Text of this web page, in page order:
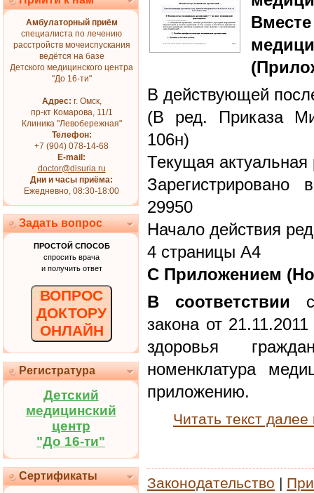
Амбулаторный приём
специалиста по лечению
расстройств мочеиспускания
ведётся на базе
Детского медицинского центра
"До 16-ти"
Адрес: г. Омск,
пр-кт Комарова, 11/1
Клиника "Левобережная"
Телефон:
+7 (904) 078-14-68
E-mail:
doctor@disuria.ru
Дни и часы приёма:
Ежедневно, 08:30-18:00
Задать вопрос
ПРОСТОЙ СПОСОБ
спросить врача
и получить ответ
ВОПРОС
ДОКТОРУ
ОНЛАЙН
Регистратура
Детский
медицинский
центр
"До 16-ти"
Сертификаты
В действующей
(В ред. Приказа
106н)
Текущая актуальная
29950
Начало действия
4 страницы А4
С Приложением
В соответствии
закона от
здоровья
номенклатура
приложению.
Читать текст
Законодательство |